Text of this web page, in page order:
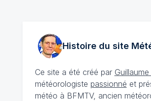
Histoire du site
Ce site a été créé par
météorologiste passionné et
météo à BFMTV, ancien